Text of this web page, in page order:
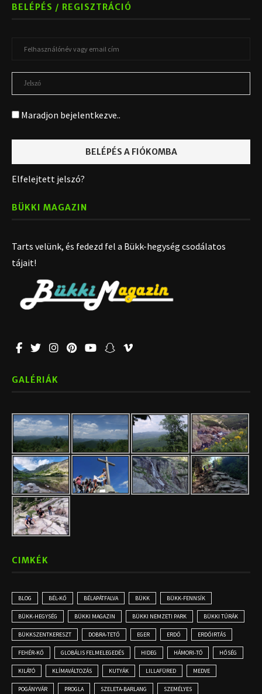
BELÉPÉS / REGISZTRÁCIÓ
Maradjon bejelentkezve..
Elfelejtett jelszó?
BÜKKI MAGAZIN
Tarts velünk, és fedezd fel a Bükk-hegység csodálatos
tájait!
GALÉRIÁK
CIMKÉK
BLOG BÉL-KŐ BÉLAPÁTFALVA BÜKK BÜKK-FENNSÍK
BÜKK-HEGYSÉG BÜKKI MAGAZIN BÜKKI NEMZETI PARK BÜKKI TÚRÁK
BÜKKSZENTKERESZT DOBRA-TETŐ EGER ERDŐ ERDŐIRTÁS
FEHÉR-KŐ GLOBÁLIS FELMELEGEDÉS HIDEG HÁMORI-TÓ HŐSÉG
KILÁTÓ KLÍMAVÁLTOZÁS KUTYÁK LILLAFÜRED MEDVE
POGÁNYVÁR PROGLA SZELETA-BARLANG SZEMÉLYES